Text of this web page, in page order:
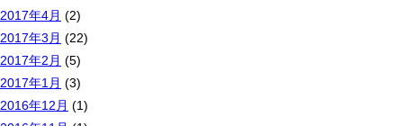
2017年4月 (2)
2017年3月 (22)
2017年2月 (5)
2017年1月 (3)
2016年12月 (1)